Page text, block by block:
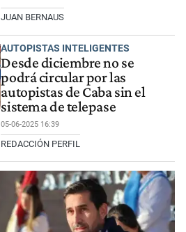
JUAN BERNAUS
AUTOPISTAS INTELIGENTES
Desde diciembre no se
podrá circular por las
autopistas de Caba sin el
sistema de telepase
05-06-2025 16:39
REDACCIÓN PERFIL